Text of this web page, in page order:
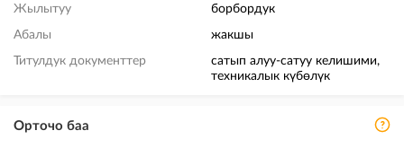
Жылытуу борбордук
Абалы жакшы
Титулдук документтер
сатып алуу-сатуу келишими,
техникалык күбөлүк
Орточо баа